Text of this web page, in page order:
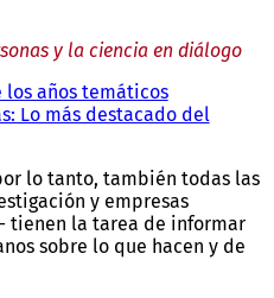
y la ciencia en diálogo
los años temáticos
Lo más destacado del
lo tanto, también todas las
y empresas
tienen la tarea de informar
sobre lo que hacen y de